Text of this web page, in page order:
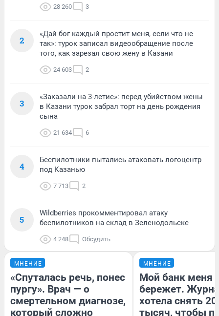
28 260 3
2
«Дай бог каждый простит меня, если что не
так»: турок записал видеообращение после
того, как зарезал свою жену в Казани
24 603 2
3
«Заказали на 3-летие»: перед убийством жены
в Казани турок забрал торт на день рождения
сына
21 634 6
4
Беспилотники пытались атаковать логоцентр
под Казанью
7 713 2
5
Wildberries прокомментировал атаку
беспилотников на склад в Зеленодольске
4 248 Обсудить
МНЕНИЕ
«Спуталась речь, понес
пургу». Врач — о
смертельном диагнозе,
который сложно
МНЕНИЕ
Мой банк меня
бережет.
хотела снять
тысяч, чтобы